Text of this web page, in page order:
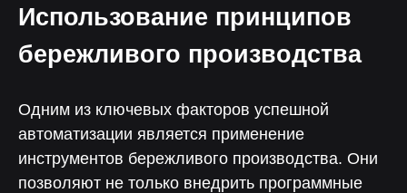
Использование принципов
бережливого производства
Одним из ключевых факторов успешной
автоматизации является применение
инструментов бережливого производства. Они
позволяют не только внедрить программные
Чтобы помочь с интеграцией
и запуском коммуникаций